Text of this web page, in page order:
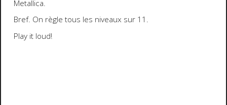
Metallica.
Bref. On règle tous les niveaux sur 11.
Play it loud!